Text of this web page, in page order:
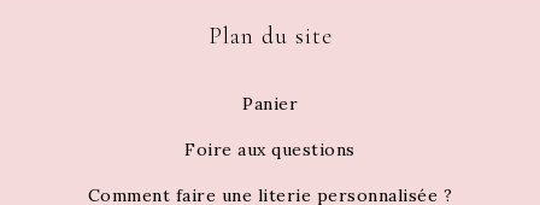
Plan du site
Panier
Foire aux questions
Comment faire une literie personnalisée ?